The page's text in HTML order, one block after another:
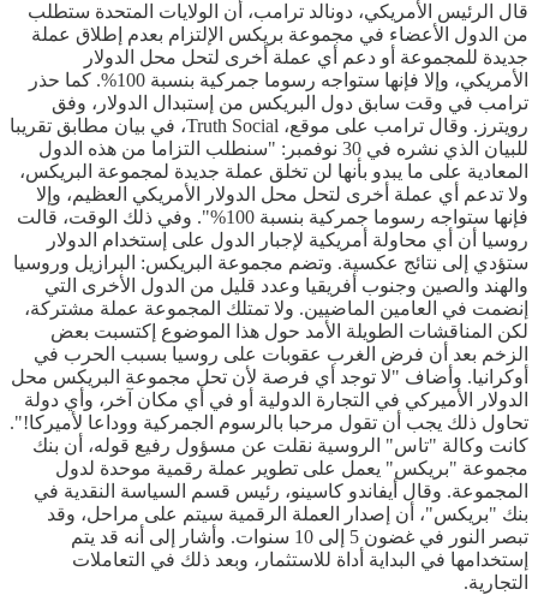
قال الرئيس الأمريكي، دونالد ترامب، أن الولايات المتحدة ستطلب
من الدول الأعضاء في مجموعة بريكس الإلتزام بعدم إطلاق عملة
جديدة للمجموعة أو دعم أي عملة أخرى لتحل محل الدولار
الأمريكي، وإلا فإنها ستواجه رسوما جمركية بنسبة 100%. كما حذر
ترامب في وقت سابق دول البريكس من إستبدال الدولار، وفق
رويترز. وقال ترامب على موقع، Truth Social، في بيان مطابق تقريبا
للبيان الذي نشره في 30 نوفمبر: "سنطلب التزاما من هذه الدول
المعادية على ما يبدو بأنها لن تخلق عملة جديدة لمجموعة البريكس،
ولا تدعم أي عملة أخرى لتحل محل الدولار الأمريكي العظيم، وإلا
فإنها ستواجه رسوما جمركية بنسبة 100%". وفي ذلك الوقت، قالت
روسيا أن أي محاولة أمريكية لإجبار الدول على إستخدام الدولار
ستؤدي إلى نتائج عكسية. وتضم مجموعة البريكس: البرازيل وروسيا
والهند والصين وجنوب أفريقيا وعدد قليل من الدول الأخرى التي
إنضمت في العامين الماضيين. ولا تمتلك المجموعة عملة مشتركة،
لكن المناقشات الطويلة الأمد حول هذا الموضوع إكتسبت بعض
الزخم بعد أن فرض الغرب عقوبات على روسيا بسبب الحرب في
أوكرانيا. وأضاف "لا توجد أي فرصة لأن تحل مجموعة البريكس محل
الدولار الأميركي في التجارة الدولية أو في أي مكان آخر، وأي دولة
تحاول ذلك يجب أن تقول مرحبا بالرسوم الجمركية ووداعا لأميركا!".
كانت وكالة "تاس" الروسية نقلت عن مسؤول رفيع قوله، أن بنك
مجموعة "بريكس" يعمل على تطوير عملة رقمية موحدة لدول
المجموعة. وقال أيفاندو كاسينو، رئيس قسم السياسة النقدية في
بنك "بريكس"، أن إصدار العملة الرقمية سيتم على مراحل، وقد
تبصر النور في غضون 5 إلى 10 سنوات. وأشار إلى أنه قد يتم
إستخدامها في البداية أداة للاستثمار، وبعد ذلك في التعاملات
التجارية.